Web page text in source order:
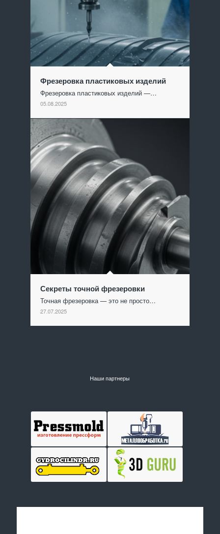
Фрезеровка пластиковых изделий
Фрезеровка пластиковых изделий —…
05.08.2025
Секреты точной фрезеровки
Точная фрезеровка — это не просто…
27.07.2025
Наши партнеры